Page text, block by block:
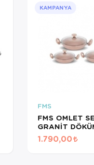
KAMPANYA
FMS
FMS OMLET
GRANİT
1.790,00